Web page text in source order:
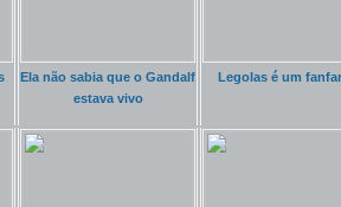
Ela não sabia que o Gandalf
estava vivo
Legolas é um